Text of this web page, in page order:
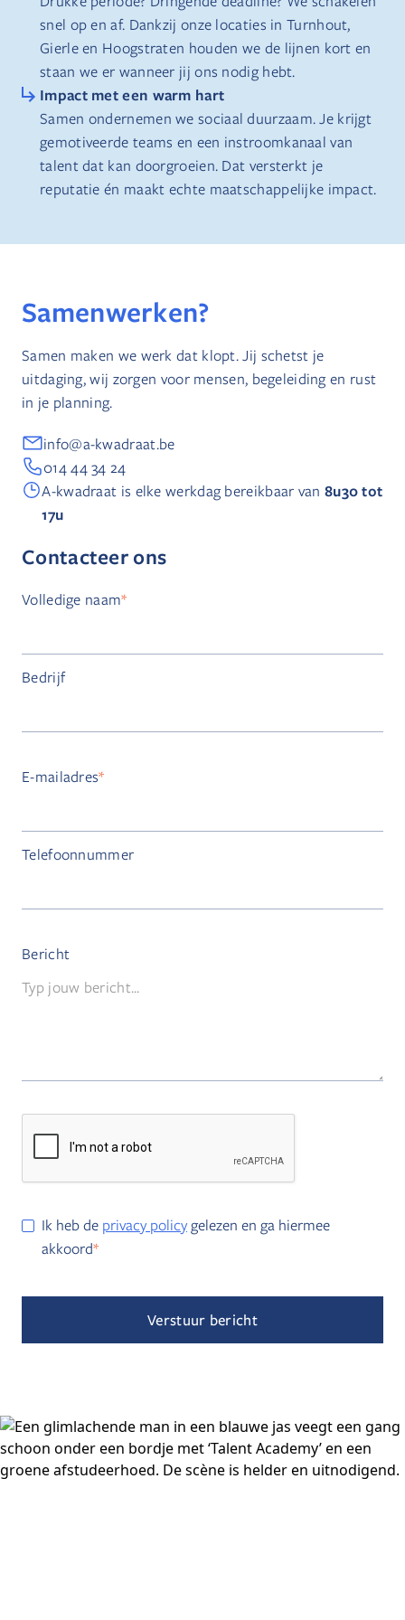
snel op en af. Dankzij onze locaties in Turnhout,
Gierle en Hoogstraten houden we de lijnen kort en
staan we er wanneer jij ons nodig hebt.
Impact met een warm hart
Samen ondernemen we sociaal duurzaam. Je krijgt
gemotiveerde teams en een instroomkanaal van
talent dat kan doorgroeien. Dat versterkt je
reputatie én maakt echte maatschappelijke impact.
Samenwerken?
Samen maken we werk dat klopt. Jij schetst je
uitdaging, wij zorgen voor mensen, begeleiding en rust
in je planning.
info@a-kwadraat.be
014 44 34 24
A-kwadraat is elke werkdag bereikbaar van 8u30 tot
17u
Contacteer ons
Volledige naam*
Bedrijf
E-mailadres*
Telefoonnummer
Bericht
Ik heb de privacy policygelezen en ga hiermee
akkoord*